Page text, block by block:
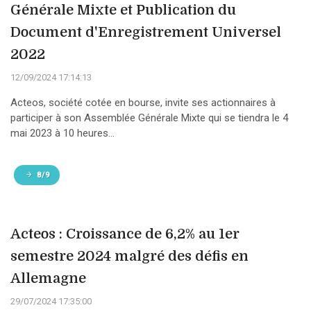
Générale Mixte et Publication du
Document d'Enregistrement Universel
2022
12/09/2024 17:14:13
Acteos, société cotée en bourse, invite ses actionnaires à
participer à son Assemblée Générale Mixte qui se tiendra le 4
mai 2023 à 10 heures...
8/9
Acteos : Croissance de 6,2% au 1er
semestre 2024 malgré des défis en
Allemagne
29/07/2024 17:35:00